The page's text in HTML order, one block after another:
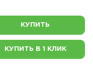
КУПИТЬ
КУПИТЬ В 1 КЛИК